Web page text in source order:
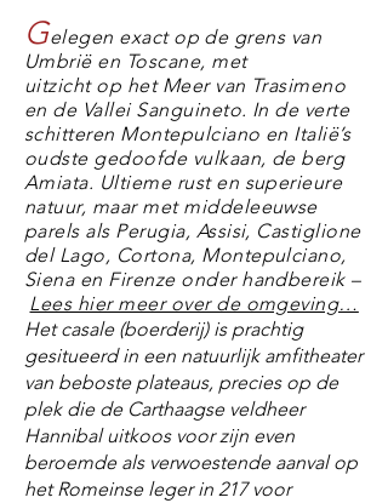
Gelegen exact op de grens van
Umbrië en Toscane, met
uitzicht op het Meer van Trasimeno
en de Vallei Sanguineto. In de verte
schitteren Montepulciano en Italië’s
oudste gedoofde vulkaan, de berg
Amiata. Ultieme rust en superieure
natuur, maar met middeleeuwse
parels als Perugia, Assisi, Castiglione
del Lago, Cortona, Montepulciano,
Siena en Firenze onder handbereik –
Lees hier meer over de omgeving…
Het casale (boerderij) is prachtig
gesitueerd in een natuurlijk amfitheater
van beboste plateaus, precies op de
plek die de Carthaagse veldheer
Hannibal uitkoos voor zijn even
beroemde als verwoestende aanval op
het Romeinse leger in 217 voor